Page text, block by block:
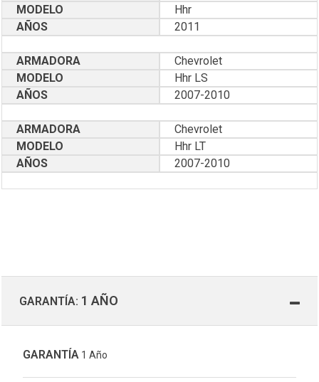
MODELO
Hhr
AÑOS
2011
ARMADORA
Chevrolet
MODELO
Hhr LS
AÑOS
2007-2010
ARMADORA
Chevrolet
MODELO
Hhr LT
AÑOS
2007-2010
GARANTÍA: 1 AÑO
GARANTÍA 1 Año